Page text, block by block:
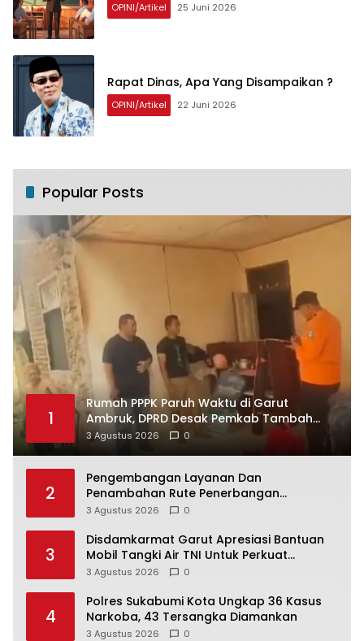
OPINI/Artikel 25 Juni 2026
Rapat Dinas, Apa Yang Disampaikan ?
OPINI/Artikel 22 Juni 2026
Popular Posts
1
Rumah PPPK Paruh Waktu di Garut
Ambruk, DPRD Desak Pemkab Tambah
Anggaran Bantuan Korban Bencana
3 Agustus 2026 0
2
Pengembangan Layanan Dan
Penambahan Rute Penerbangan
Semarakkan Kegiatan Bandara Kalimarau
3 Agustus 2026 0
3
Disdamkarmat Garut Apresiasi Bantuan
Mobil Tangki Air TNI Untuk Perkuat
Respons Kebakaran
3 Agustus 2026 0
4
Polres Sukabumi Kota Ungkap 36 Kasus
Narkoba, 43 Tersangka Diamankan
3 Agustus 2026 0